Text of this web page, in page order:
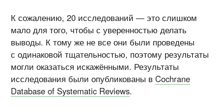
К сожалению, 20 исследований — это слишком
мало для того, чтобы с уверенностью делать
выводы. К тому же не все они были проведены
с одинаковой тщательностью, поэтому результаты
могли оказаться искажёнными. Результаты
исследования были опубликованы вCochrane
Database of Systematic Reviews.